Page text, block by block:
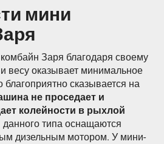
мини
Заря благодаря своему
весу оказывает минимальное
благоприятно сказывается на
не проседает и
колейности в рыхлой
типа оснащаются
дизельным мотором. У мини-